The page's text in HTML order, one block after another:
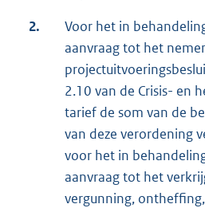
2.
Voor het in
aanvraag tot het
2.10 van de Crisis- en
tarief de som van de
van deze verordening
voor het in
aanvraag tot het
vergunning,